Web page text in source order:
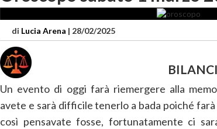
di Lucia Arena | 28/02/2025
Un evento di oggi farà riemergere alla
avete e sarà difficile tenerlo a bada poiché
così pensavate fosse, fortunatamente ci